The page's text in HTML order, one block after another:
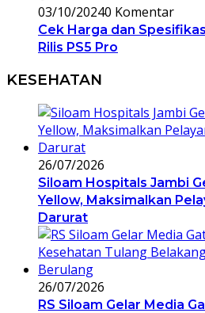
03/10/20240 Komentar
Cek Harga dan
Rilis PS5 Pro
KESEHATAN
26/07/2026
Siloam Hospitals Jambi
Yellow, Maksimalkan
Darurat
26/07/2026
RS Siloam Gelar Media